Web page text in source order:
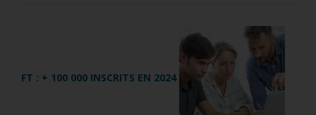
FT : + 100 000 INSCRITS EN 2024